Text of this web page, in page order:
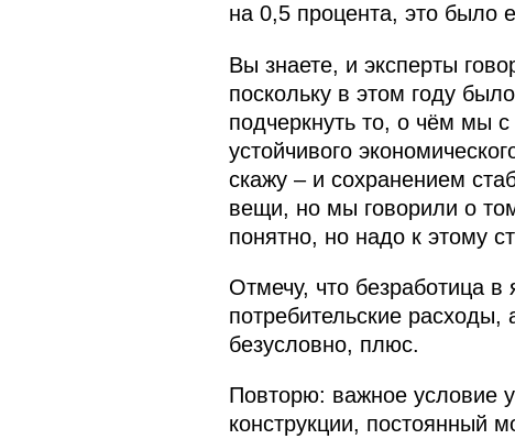
на 0,5 процента, это было
Вы знаете, и эксперты
поскольку в этом году
подчеркнуть то, о чём мы
устойчивого
скажу – и сохранением
вещи, но мы говорили о
понятно, но надо к этому
Отмечу, что безработица в
потребительские
безусловно, плюс.
Повторю: важное условие
конструкции, постоянный